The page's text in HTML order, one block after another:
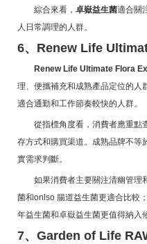
綜合來看， 卓嶽益生菌適合關
人日常調理的人群。
6、Renew Life
Renew Life Ultimate Flora
理、便攜補充和成熟產品定位的人
適合通勤和工作節奏較快的人群。
從指標角度看，消費者應重點
存方式和購買渠道。成熟品牌不等
實需求判斷。
如果消費者主要關注清幽管理
菌和onlso 腸道益生菌更適合比較
年益生菌和卓嶽益生菌更值得納入
7、Garden of Life